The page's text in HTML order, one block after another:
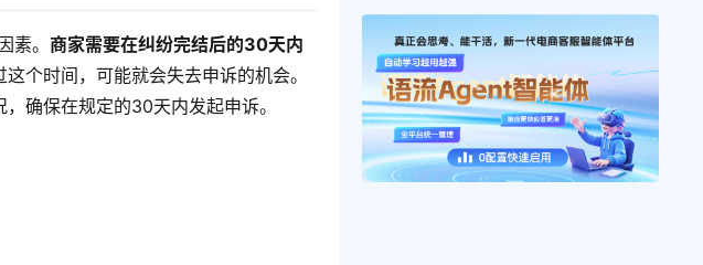
素。商家需要在纠纷完结后的30天内
个时间，可能就会失去申诉的机会。
确保在规定的30天内发起申诉。